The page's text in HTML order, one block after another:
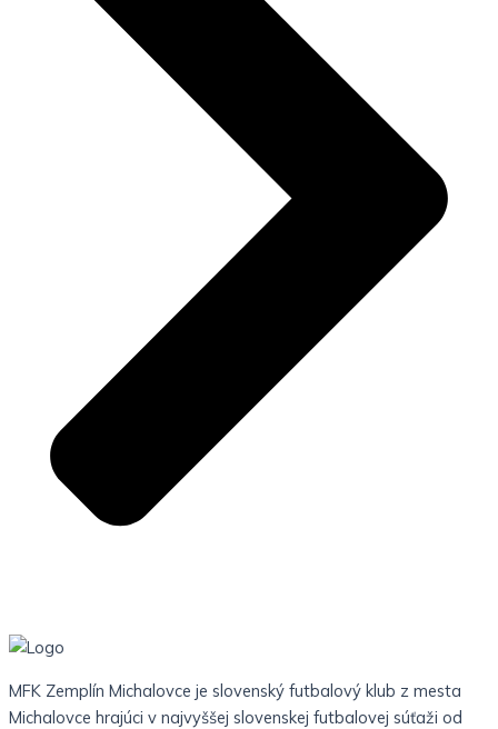
MFK Zemplín Michalovce je slovenský futbalový klub z mesta
Michalovce hrajúci v najvyššej slovenskej futbalovej súťaži od